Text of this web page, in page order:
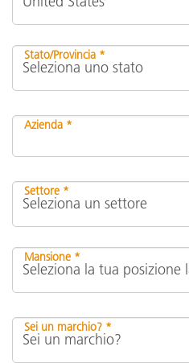
Stato/Provincia *
Azienda *
Settore *
Mansione *
Sei un marchio? *